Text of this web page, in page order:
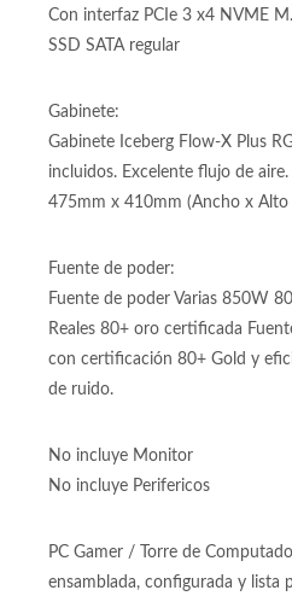
Con interfaz PCIe 3 x4 NVME
SSD SATA regular
Gabinete:
Gabinete Iceberg Flow-X Plus
incluidos. Excelente flujo de
475mm x 410mm (Ancho x Alto
Fuente de poder:
Fuente de poder Varias 850W
Reales 80+ oro certificada
con certificación 80+ Gold y
de ruido.
No incluye Monitor
No incluye Perifericos
PC Gamer / Torre de
ensamblada, configurada y lista